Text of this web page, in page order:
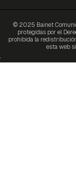
© 2025 Bainet
protegidas por el
prohibida la
esta web